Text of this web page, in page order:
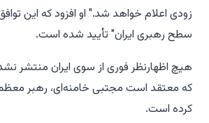
زودی اعلام خواهد شد." او افزود که این
سطح رهبری ایران" تأیید شده است.
هیچ اظهارنظر فوری از سوی ایران منتشر
که معتقد است مجتبی خامنه‌ای، رهبر معظم،
کرده است.